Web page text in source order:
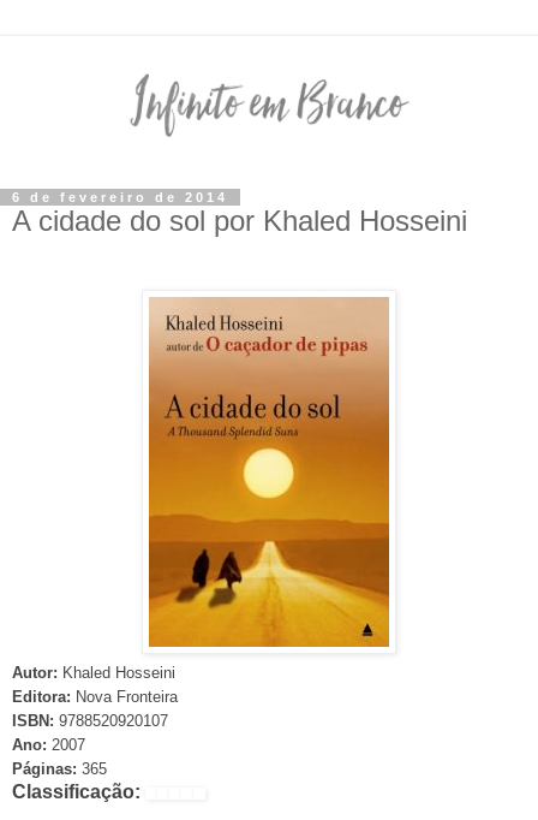
6 de fevereiro de 2014
A cidade do sol por Khaled Hosseini
Autor: Khaled Hosseini
Editora: Nova Fronteira
ISBN: 9788520920107
Ano: 2007
Páginas: 365
Classificação: